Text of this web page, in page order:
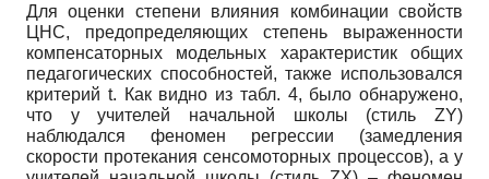
Для оценки степени влияния комбинации свойств
ЦНС, предопределяющих степень выраженности
компенсаторных модельных характеристик общих
педагогических способностей, также использовался
критерий t. Как видно из табл. 4, было обнаружено,
что у учителей начальной школы (стиль ZY)
наблюдался феномен регрессии (замедления
скорости протекания сенсомоторных процессов), а у